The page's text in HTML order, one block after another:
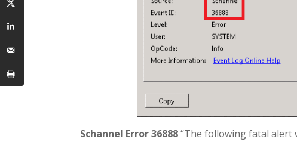
Schannel Error 36888“The following fatal alert